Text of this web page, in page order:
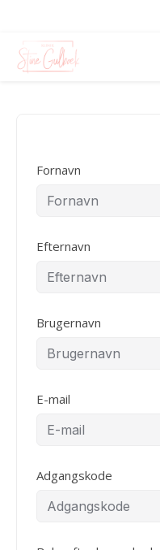
Fornavn
Efternavn
Brugernavn
E-mail
Adgangskode